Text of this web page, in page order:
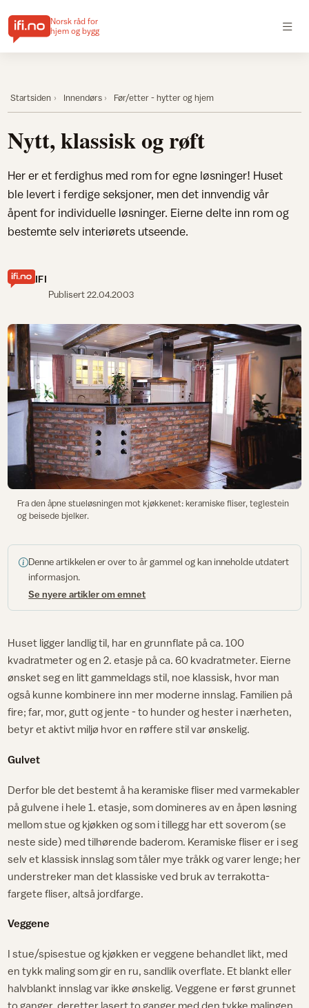
Norsk råd for
hjem og bygg
Startsiden Innendørs Før/etter - hytter og hjem
Nytt, klassisk og røft
Her er et ferdighus med rom for egne løsninger! Huset
ble levert i ferdige seksjoner, men det innvendig vår
åpent for individuelle løsninger. Eierne delte inn rom og
bestemte selv interiørets utseende.
IFI
Publisert22.04.2003
Fra den åpne stueløsningen mot kjøkkenet: keramiske fliser, teglestein
og beisede bjelker.
Denne artikkelen er over to år gammel og kan inneholde utdatert
informasjon.
Se nyere artikler om emnet
Huset ligger landlig til, har en grunnflate på ca. 100
kvadratmeter og en 2. etasje på ca. 60 kvadratmeter. Eierne
ønsket seg en litt gammeldags stil, noe klassisk, hvor man
også kunne kombinere inn mer moderne innslag. Familien på
fire; far, mor, gutt og jente - to hunder og hester i nærheten,
betyr et aktivt miljø hvor en røffere stil var ønskelig.
Gulvet
Derfor ble det bestemt å ha keramiske fliser med varmekabler
på gulvene i hele 1. etasje, som domineres av en åpen løsning
mellom stue og kjøkken og som i tillegg har ett soverom (se
neste side) med tilhørende baderom. Keramiske fliser er i seg
selv et klassisk innslag som tåler mye tråkk og varer lenge; her
understreker man det klassiske ved bruk av terrakotta-
fargete fliser, altså jordfarge.
Veggene
I stue/spisestue og kjøkken er veggene behandlet likt, med
en tykk maling som gir en ru, sandlik overflate. Et blankt eller
halvblankt innslag var ikke ønskelig. Veggene er først grunnet
to ganger, deretter lasert to ganger med den tykke malingen